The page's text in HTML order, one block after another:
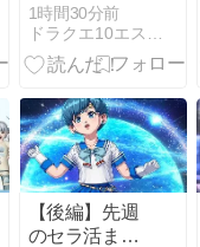
止まらない
な…これも時
代の流れ
1時間30分前
ドラクエ10エストの攻略転生白書
【後編】先週
のセラ活まと